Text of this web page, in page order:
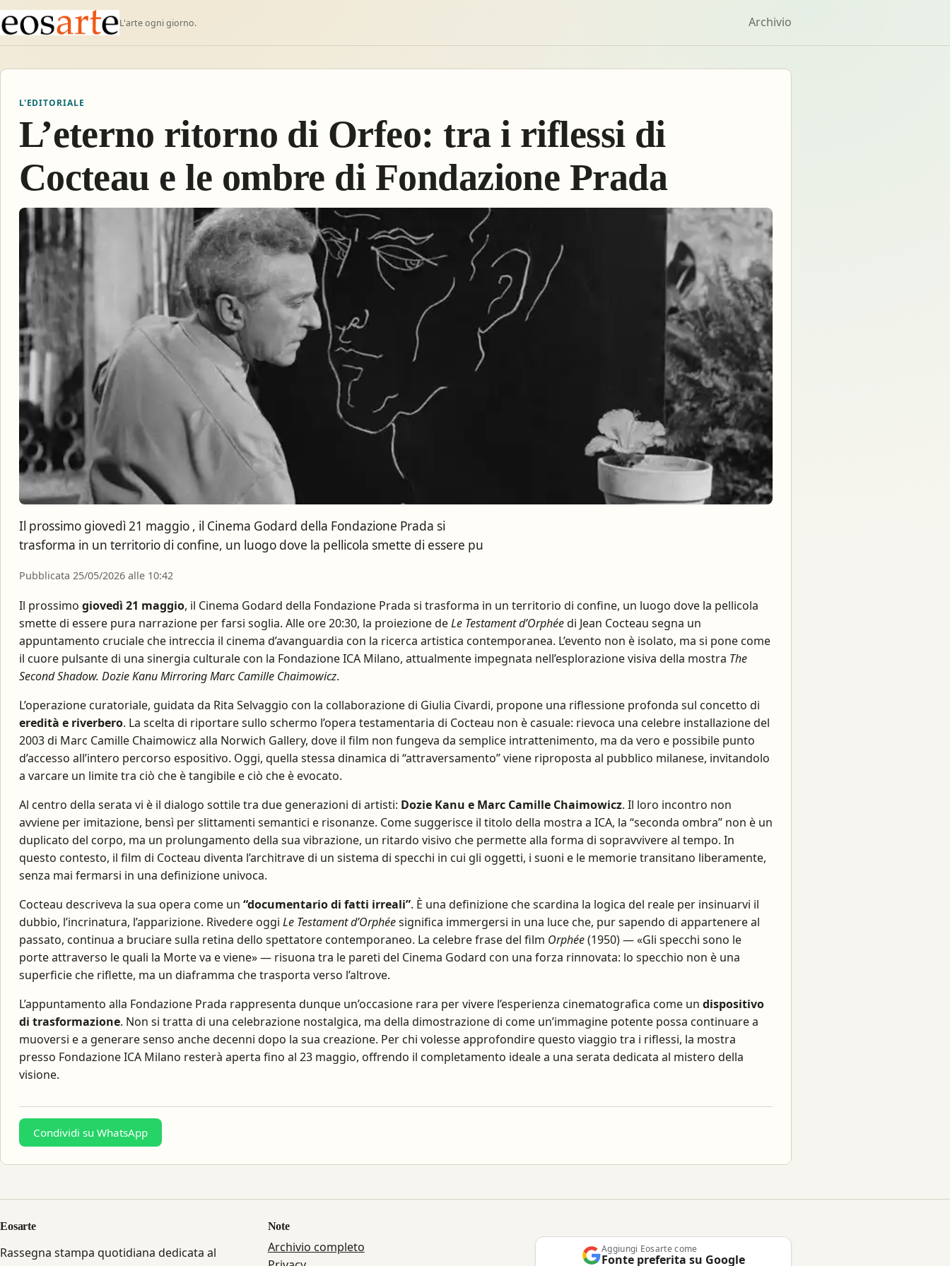
L'arte ogni giorno. Archivio
L'EDITORIALE
L’eterno ritorno di Orfeo: tra i riflessi di
Cocteau e le ombre di Fondazione Prada
Il prossimo giovedì 21 maggio , il Cinema Godard della Fondazione Prada si
trasforma in un territorio di confine, un luogo dove la pellicola smette di essere pu
Pubblicata 25/05/2026 alle 10:42
Il prossimo giovedì 21 maggio, il Cinema Godard della Fondazione Prada si trasforma in un territorio di confine, un luogo dove la pellicola
smette di essere pura narrazione per farsi soglia. Alle ore 20:30, la proiezione deLe Testament d’Orphéedi Jean Cocteau segna un
appuntamento cruciale che intreccia il cinema d’avanguardia con la ricerca artistica contemporanea. L’evento non è isolato, ma si pone come
il cuore pulsante di una sinergia culturale con la Fondazione ICA Milano, attualmente impegnata nell’esplorazione visiva della mostra The
Second Shadow. Dozie Kanu Mirroring Marc Camille Chaimowicz.
L’operazione curatoriale, guidata da Rita Selvaggio con la collaborazione di Giulia Civardi, propone una riflessione profonda sul concetto di
eredità e riverbero. La scelta di riportare sullo schermo l’opera testamentaria di Cocteau non è casuale: rievoca una celebre installazione del
2003 di Marc Camille Chaimowicz alla Norwich Gallery, dove il film non fungeva da semplice intrattenimento, ma da vero e possibile punto
d’accesso all’intero percorso espositivo. Oggi, quella stessa dinamica di “attraversamento” viene riproposta al pubblico milanese, invitandolo
a varcare un limite tra ciò che è tangibile e ciò che è evocato.
Al centro della serata vi è il dialogo sottile tra due generazioni di artisti: Dozie Kanu e Marc Camille Chaimowicz. Il loro incontro non
avviene per imitazione, bensì per slittamenti semantici e risonanze. Come suggerisce il titolo della mostra a ICA, la “seconda ombra” non è un
duplicato del corpo, ma un prolungamento della sua vibrazione, un ritardo visivo che permette alla forma di sopravvivere al tempo. In
questo contesto, il film di Cocteau diventa l’architrave di un sistema di specchi in cui gli oggetti, i suoni e le memorie transitano liberamente,
senza mai fermarsi in una definizione univoca.
Cocteau descriveva la sua opera come un “documentario di fatti irreali”. È una definizione che scardina la logica del reale per insinuarvi il
dubbio, l’incrinatura, l’apparizione. Rivedere oggi Le Testament d’Orphéesignifica immergersi in una luce che, pur sapendo di appartenere al
passato, continua a bruciare sulla retina dello spettatore contemporaneo. La celebre frase del film Orphée(1950) — «Gli specchi sono le
porte attraverso le quali la Morte va e viene» — risuona tra le pareti del Cinema Godard con una forza rinnovata: lo specchio non è una
superficie che riflette, ma un diaframma che trasporta verso l’altrove.
L’appuntamento alla Fondazione Prada rappresenta dunque un’occasione rara per vivere l’esperienza cinematografica come un dispositivo
di trasformazione. Non si tratta di una celebrazione nostalgica, ma della dimostrazione di come un’immagine potente possa continuare a
muoversi e a generare senso anche decenni dopo la sua creazione. Per chi volesse approfondire questo viaggio tra i riflessi, la mostra
presso Fondazione ICA Milano resterà aperta fino al 23 maggio, offrendo il completamento ideale a una serata dedicata al mistero della
visione.
Condividi su WhatsApp
Eosarte
Rassegna stampa quotidiana dedicata al
Note
Archivio completo
Aggiungi Eosarte come
Fonte preferita su Google